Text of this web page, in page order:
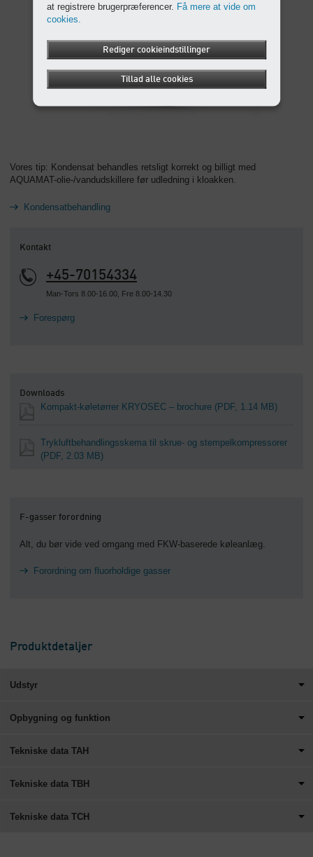
Vores tip: Kondensat behandles retsligt korrekt og billigt med
AQUAMAT-olie-/vandudskillere før udledning i kloakken.
Kondensatbehandling
Kontakt
+45-70154334
Man-Tors 8.00-16.00, Fre 8.00-14.30
Forespørg
Downloads
Kompakt-køletørrer KRYOSEC – brochure (PDF, 1.14 MB)
Trykluftbehandlingsskema til skrue- og stempelkompressorer
(PDF, 2.03 MB)
F-gasser forordning
Alt, du bør vide ved omgang med FKW-baserede køleanlæg.
Forordning om fluorholdige gasser
Produktdetaljer
Udstyr
Opbygning og funktion
Tekniske data TAH
Tekniske data TBH
Tekniske data TCH
at registrere brugerpræferencer. Få mere at vide om
cookies.
Rediger cookieindstillinger
Tillad alle cookies